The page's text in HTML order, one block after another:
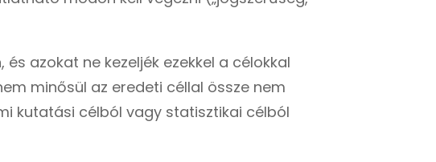
azokat ne kezeljék ezekkel a célokkal
minősül az eredeti céllal össze nem
kutatási célból vagy statisztikai célból